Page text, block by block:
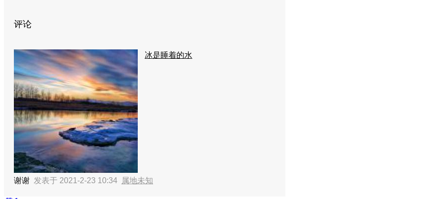
评论
冰是睡着的水
谢谢 发表于 2021-2-23 10:34 属地未知